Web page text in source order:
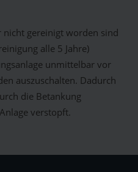
nicht gereinigt worden sind
alle 5 Jahre)
unmittelbar vor
auszuschalten. Dadurch
die Betankung
verstopft.